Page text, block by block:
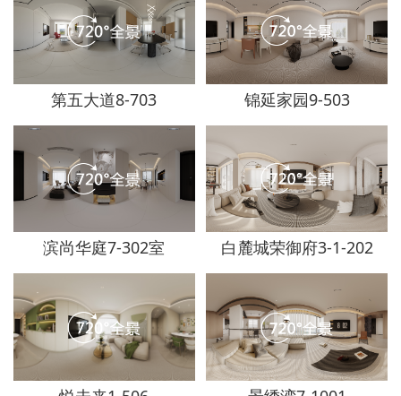
第五大道8-703 锦延家园9-503
滨尚华庭7-302室 白麓城荣御府3-1-202